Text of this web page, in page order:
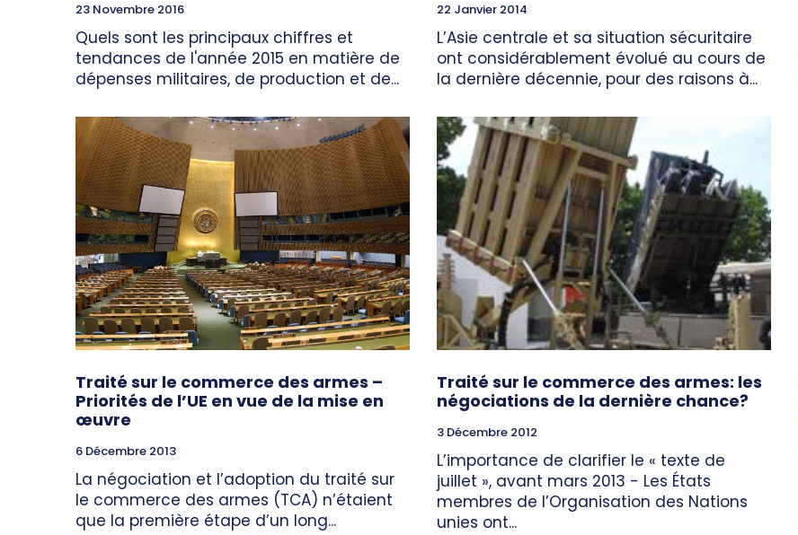
23 Novembre 2016
Quels sont les principaux chiffres et
tendances de l'année 2015 en matière de
dépenses militaires, de production et de...
22 Janvier 2014
L’Asie centrale et sa situation sécuritaire
ont considérablement évolué au cours de
la dernière décennie, pour des raisons à...
Traité sur le commerce des armes –
Priorités de l’UE en vue de la mise en
œuvre
6 Décembre 2013
La négociation et l’adoption du traité sur
le commerce des armes (TCA) n’étaient
que la première étape d’un long...
Traité sur le commerce des armes: les
négociations de la dernière chance?
3 Décembre 2012
L’importance de clarifier le « texte de
juillet », avant mars 2013 - Les États
membres de l’Organisation des Nations
unies ont...